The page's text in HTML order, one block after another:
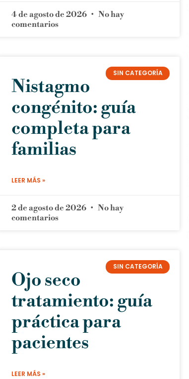
4 de agosto de 2026
No hay
comentarios
SIN CATEGORÍA
Nistagmo
congénito: guía
completa para
familias
LEER MÁS »
2 de agosto de 2026
No hay
comentarios
SIN CATEGORÍA
Ojo seco
tratamiento: guía
práctica para
pacientes
LEER MÁS »